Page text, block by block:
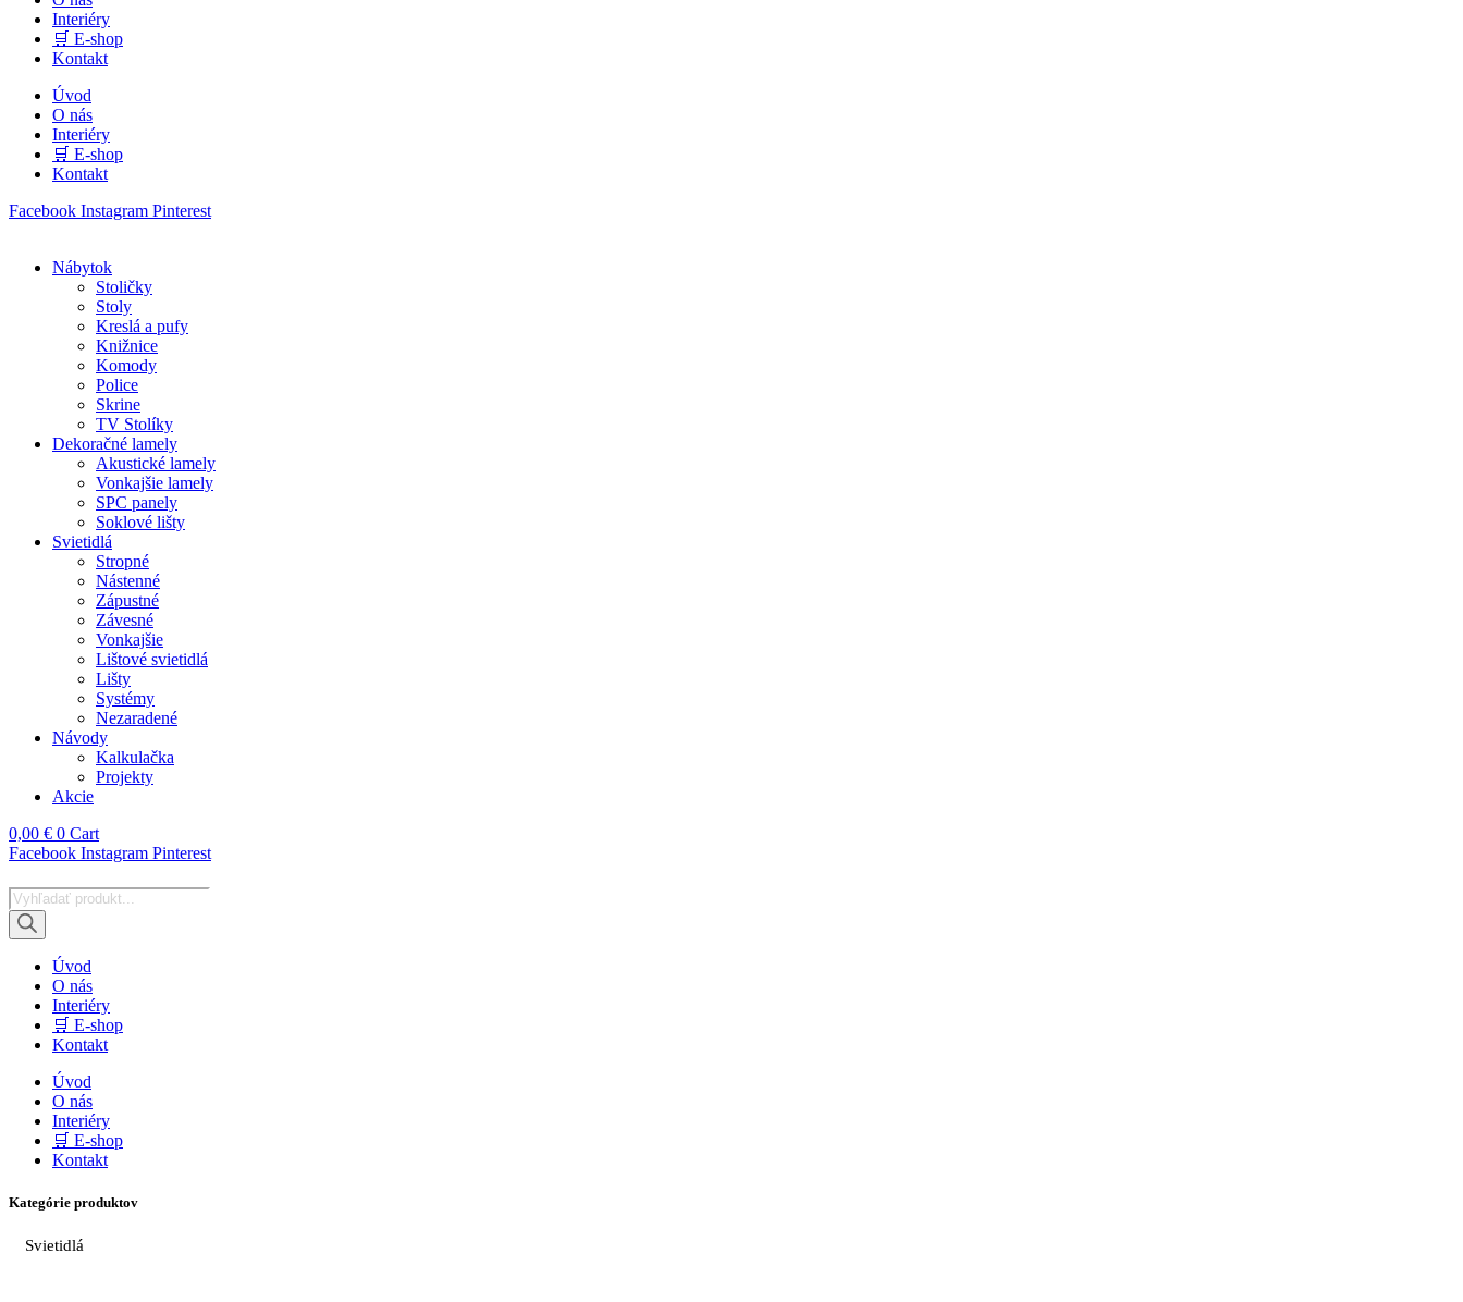
Interiéry
🛒 E-shop
Kontakt
Úvod
O nás
Interiéry
🛒 E-shop
Kontakt
Facebook Instagram Pinterest
Nábytok
Stoličky
Stoly
Kreslá a pufy
Knižnice
Komody
Police
Skrine
TV Stolíky
Dekoračné lamely
Akustické lamely
Vonkajšie lamely
SPC panely
Soklové lišty
Svietidlá
Stropné
Nástenné
Zápustné
Závesné
Vonkajšie
Lištové svietidlá
Lišty
Systémy
Nezaradené
Návody
Kalkulačka
Projekty
Akcie
0,00 € 0 Cart
Facebook Instagram Pinterest
Products
search
Úvod
O nás
Interiéry
🛒 E-shop
Kontakt
Úvod
O nás
Interiéry
🛒 E-shop
Kontakt
Kategórie produktov
Svietidlá